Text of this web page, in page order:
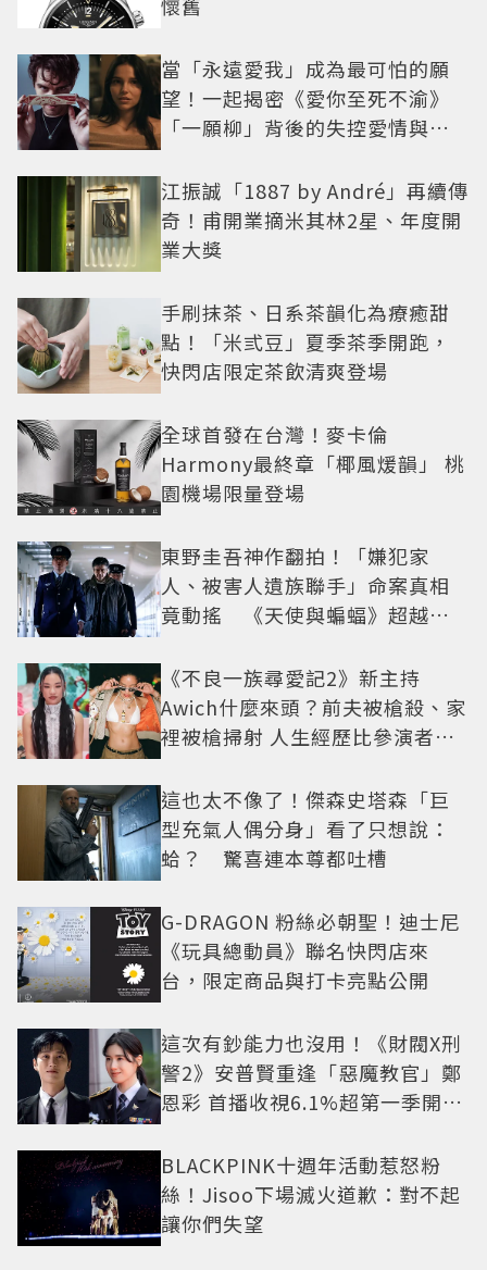
當「永遠愛我」成為最可怕的願
望！一起揭密《愛你至死不渝》
「一願柳」背後的失控愛情與爆
江振誠「1887 by André」再續傳
奇！甫開業摘米其林2星、年度開
業大獎
手刷抹茶、日系茶韻化為療癒甜
點！「米弎豆」夏季茶季開跑，
快閃店限定茶飲清爽登場
全球首發在台灣！麥卡倫
Harmony最終章「椰風煖韻」 桃
園機場限量登場
東野圭吾神作翻拍！「嫌犯家
人、被害人遺族聯手」命案真相
竟動搖 《天使與蝙蝠》超越懸
《不良一族尋愛記2》新主持
Awich什麼來頭？前夫被槍殺、家
裡被槍掃射 人生經歷比參演者還
這也太不像了！傑森史塔森「巨
型充氣人偶分身」看了只想說：
蛤？ 驚喜連本尊都吐槽
G-DRAGON 粉絲必朝聖！迪士尼
《玩具總動員》聯名快閃店來
台，限定商品與打卡亮點公開
這次有鈔能力也沒用！《財閥X刑
警2》安普賢重逢「惡魔教官」鄭
恩彩 首播收視6.1%超第一季開紅
BLACKPINK十週年活動惹怒粉
絲！Jisoo下場滅火道歉：對不起
讓你們失望